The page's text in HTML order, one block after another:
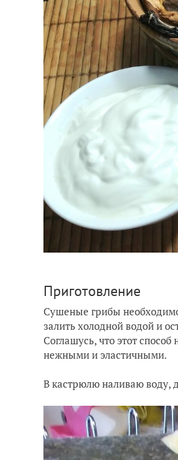
Приготовление
Сушеные грибы
залить холодной водой и
Соглашусь, что этот
нежными и эластичными.
В кастрюлю наливаю воду,